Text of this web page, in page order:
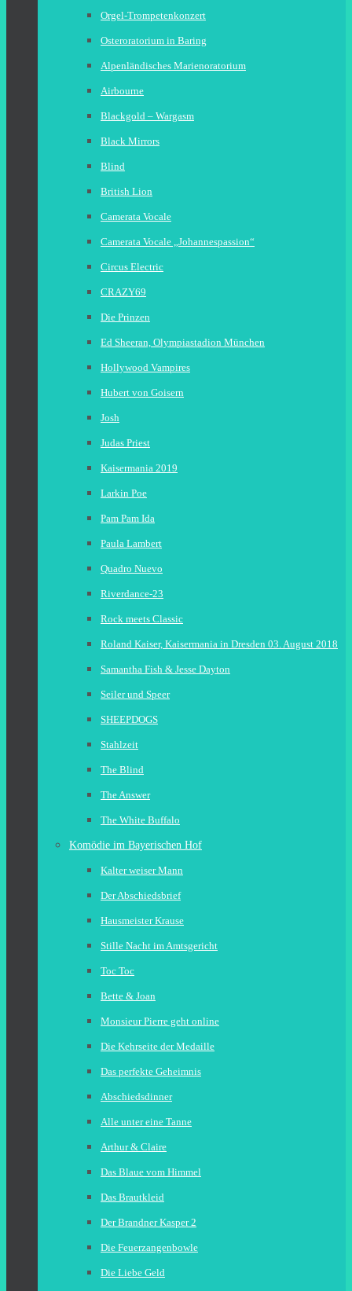
Orgel-Trompetenkonzert
Osteroratorium in Baring
Alpenländisches Marienoratorium
Airbourne
Blackgold – Wargasm
Black Mirrors
Blind
British Lion
Camerata Vocale
Camerata Vocale „Johannespassion“
Circus Electric
CRAZY69
Die Prinzen
Ed Sheeran, Olympiastadion München
Hollywood Vampires
Hubert von Goisern
Josh
Judas Priest
Kaisermania 2019
Larkin Poe
Pam Pam Ida
Paula Lambert
Quadro Nuevo
Riverdance-23
Rock meets Classic
Roland Kaiser, Kaisermania in Dresden 03. August 2018
Samantha Fish & Jesse Dayton
Seiler und Speer
SHEEPDOGS
Stahlzeit
The Blind
The Answer
The White Buffalo
Komödie im Bayerischen Hof
Kalter weiser Mann
Der Abschiedsbrief
Hausmeister Krause
Stille Nacht im Amtsgericht
Toc Toc
Bette & Joan
Monsieur Pierre geht online
Die Kehrseite der Medaille
Das perfekte Geheimnis
Abschiedsdinner
Alle unter eine Tanne
Arthur & Claire
Das Blaue vom Himmel
Das Brautkleid
Der Brandner Kasper 2
Die Feuerzangenbowle
Die Liebe Geld